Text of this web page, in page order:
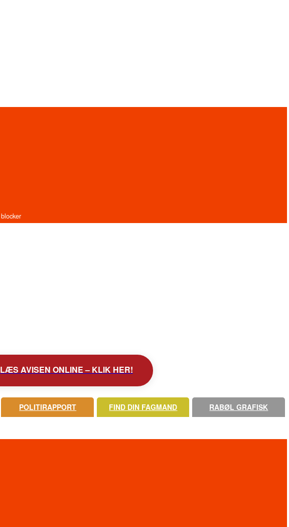
LÆS AVISEN ONLINE – KLIK HER!
POLITIRAPPORT FIND DIN FAGMAND RABØL GRAFISK